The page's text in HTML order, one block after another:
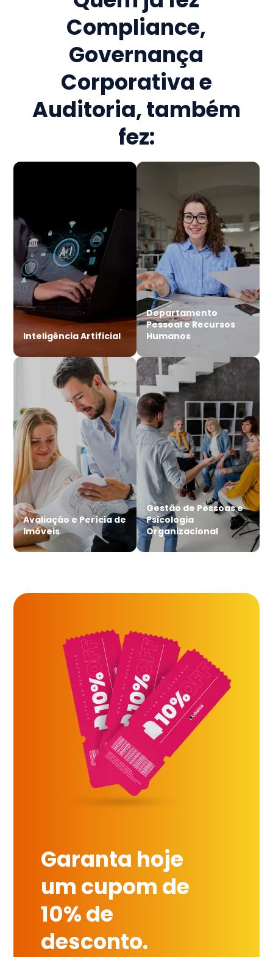
Compliance,
Governança
Corporativa e
Auditoria, também
fez:
Inteligência Artificial
Departamento
Pessoal e Recursos
Humanos
Avaliação e Perícia de
Imóveis
Gestão de Pessoas e
Psicologia
Organizacional
Garanta hoje
um cupom de
10% de
desconto.